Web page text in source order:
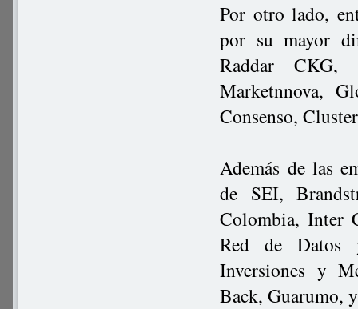
Por otro lado,
por su mayor
Raddar CKG,
Marketnnova,
Consenso,
Además de las
de SEI,
Colombia, Inter
Red de Datos
Inversiones y
Back, Guarumo,